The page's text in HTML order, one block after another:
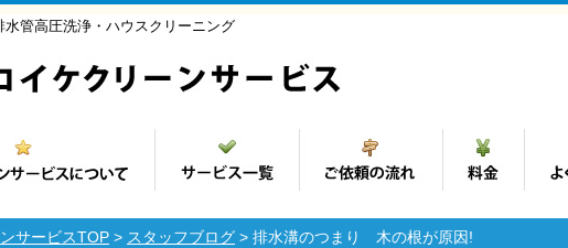
水管高圧洗浄・ハウスクリーニング
サービスTOP > スタッフブログ > 排水溝のつまり 木の根が原因!